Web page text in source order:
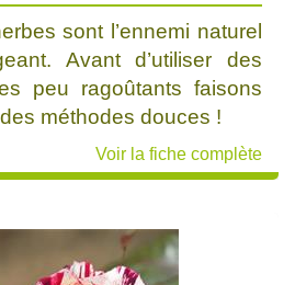
sont l’ennemi naturel
Avant d’utiliser des
peu ragoûtants faisons
méthodes douces !
Voir la fiche complète